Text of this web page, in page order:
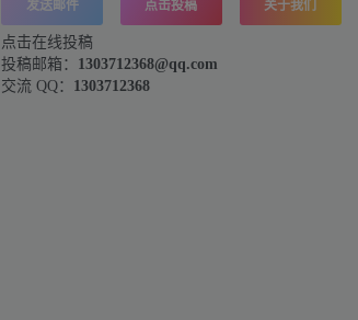
发送邮件 点击投稿 关于我们
点击在线投稿
投稿邮箱： 1303712368@qq.com
交流 QQ： 1303712368